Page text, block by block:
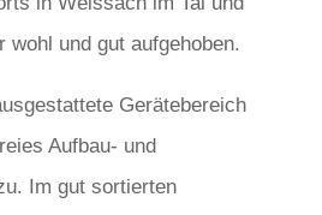
wohl und gut aufgehoben.
Gerätebereich
Aufbau- und
Im gut sortierten